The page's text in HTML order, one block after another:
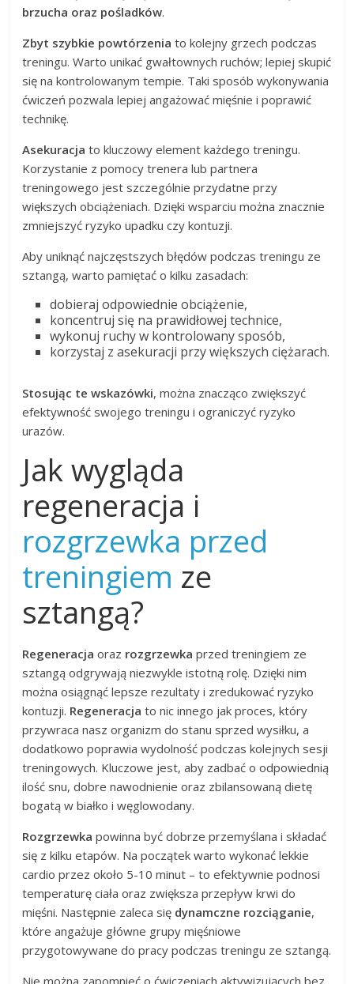
brzucha oraz pośladków.
Zbyt szybkie powtórzenia to kolejny grzech podczas
treningu. Warto unikać gwałtownych ruchów; lepiej skupić
się na kontrolowanym tempie. Taki sposób wykonywania
ćwiczeń pozwala lepiej angażować mięśnie i poprawić
technikę.
Asekuracja to kluczowy element każdego treningu.
Korzystanie z pomocy trenera lub partnera
treningowego jest szczególnie przydatne przy
większych obciążeniach. Dzięki wsparciu można znacznie
zmniejszyć ryzyko upadku czy kontuzji.
Aby uniknąć najczęstszych błędów podczas treningu ze
sztangą, warto pamiętać o kilku zasadach:
dobieraj odpowiednie obciążenie,
koncentruj się na prawidłowej technice,
wykonuj ruchy w kontrolowany sposób,
korzystaj z asekuracji przy większych ciężarach.
Stosując te wskazówki, można znacząco zwiększyć
efektywność swojego treningu i ograniczyć ryzyko
urazów.
Jak wygląda
regeneracja i
rozgrzewka przed
treningiem ze
sztangą?
Regeneracja oraz rozgrzewka przed treningiem ze
sztangą odgrywają niezwykle istotną rolę. Dzięki nim
można osiągnąć lepsze rezultaty i zredukować ryzyko
kontuzji. Regeneracja to nic innego jak proces, który
przywraca nasz organizm do stanu sprzed wysiłku, a
dodatkowo poprawia wydolność podczas kolejnych sesji
treningowych. Kluczowe jest, aby zadbać o odpowiednią
ilość snu, dobre nawodnienie oraz zbilansowaną dietę
bogatą w białko i węglowodany.
Rozgrzewka powinna być dobrze przemyślana i składać
się z kilku etapów. Na początek warto wykonać lekkie
cardio przez około 5-10 minut – to efektywnie podnosi
temperaturę ciała oraz zwiększa przepływ krwi do
mięśni. Następnie zaleca się dynamczne rozciąganie,
które angażuje główne grupy mięśniowe
przygotowywane do pracy podczas treningu ze sztangą.
Nie można zapomnieć o ćwiczeniach aktywizujących bez